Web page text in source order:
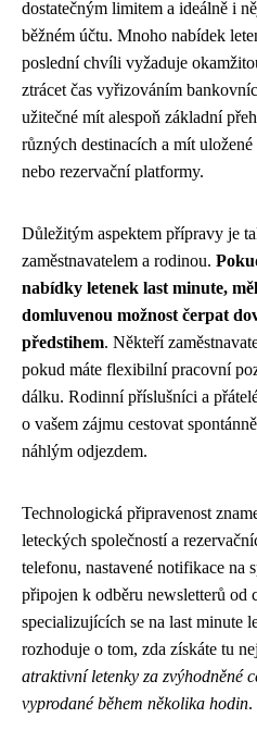
dostatečným limitem a ideálně i
běžném účtu. Mnoho nabídek
poslední chvíli vyžaduje
ztrácet čas vyřizováním
užitečné mít alespoň základní
různých destinacích a mít
nebo rezervační platformy.
Důležitým aspektem přípravy je
zaměstnavatelem a rodinou.
nabídky letenek last minute,
domluvenou možnost čerpat
předstihem. Někteří
pokud máte flexibilní pracovní
dálku. Rodinní příslušníci a
o vašem zájmu cestovat
náhlým odjezdem.
Technologická připravenost
leteckých společností a
telefonu, nastavené notifikace na
připojen k odběru newsletterů od
specializujících se na last minute
rozhoduje o tom, zda získáte tu
atraktivní letenky za zvýhodněné
vyprodané během několika hodin.